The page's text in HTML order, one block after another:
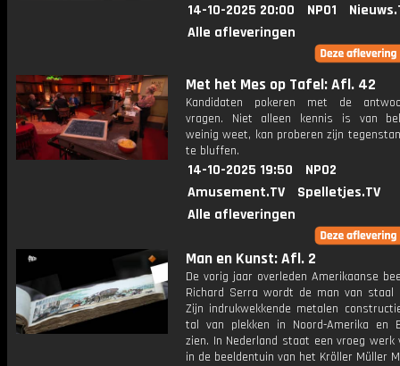
14-10-2025 20:00 NPO1
Alle afleveringen
Met het Mes op Tafel: Afl. 42
Kandidaten pokeren met de
vragen. Niet alleen kennis is van
weinig weet, kan proberen zijn
te bluffen.
14-10-2025 19:50
NPO2
Amusement.TV
Spelletjes.TV
Alle afleveringen
Man en Kunst: Afl. 2
De vorig jaar overleden Amerikaanse
Richard Serra wordt de man van staal
Zijn indrukwekkende metalen
tal van plekken in Noord-Amerika en
zien. In Nederland staat een vroeg werk
in de beeldentuin van het Kröller Müller